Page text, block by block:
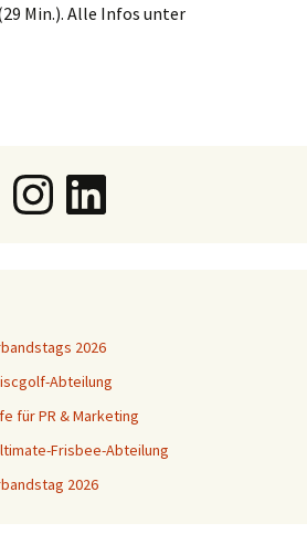
Min.). Alle Infos unter
Instagram
LinkedIn
2026
Abteilung
für PR & Marketing
Frisbee-Abteilung
2026